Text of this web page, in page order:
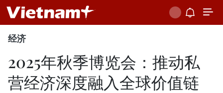
经济
2025年秋季博览会：推动私
营经济深度融入全球价值链